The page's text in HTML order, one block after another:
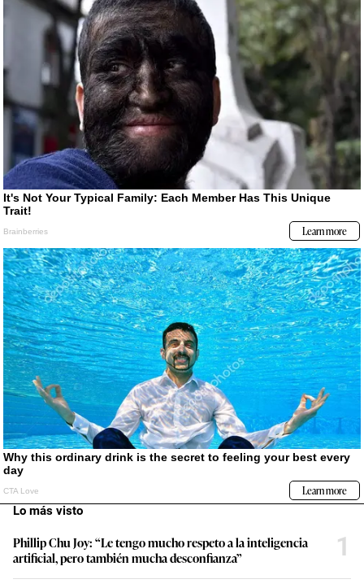
Lo más visto
Phillip Chu Joy: “Le tengo mucho respeto a la inteligencia
artificial, pero también mucha desconfianza”
1